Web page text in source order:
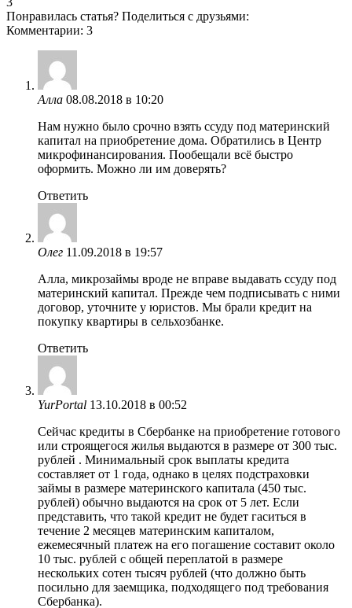
Понравилась статья? Поделиться с друзьями:
Комментарии: 3
Алла 08.08.2018 в 10:20
Нам нужно было срочно взять ссуду под материнский
капитал на приобретение дома. Обратились в Центр
микрофинансирования. Пообещали всё быстро
оформить. Можно ли им доверять?
Ответить
Олег 11.09.2018 в 19:57
Алла, микрозаймы вроде не вправе выдавать ссуду под
материнский капитал. Прежде чем подписывать с ними
договор, уточните у юристов. Мы брали кредит на
покупку квартиры в сельхозбанке.
Ответить
YurPortal 13.10.2018 в 00:52
Сейчас кредиты в Сбербанке на приобретение готового
или строящегося жилья выдаются в размере от 300 тыс.
рублей . Минимальный срок выплаты кредита
составляет от 1 года, однако в целях подстраховки
займы в размере материнского капитала (450 тыс.
рублей) обычно выдаются на срок от 5 лет. Если
представить, что такой кредит не будет гаситься в
течение 2 месяцев материнским капиталом,
ежемесячный платеж на его погашение составит около
10 тыс. рублей с общей переплатой в размере
нескольких сотен тысяч рублей (что должно быть
посильно для заемщика, подходящего под требования
Сбербанка).